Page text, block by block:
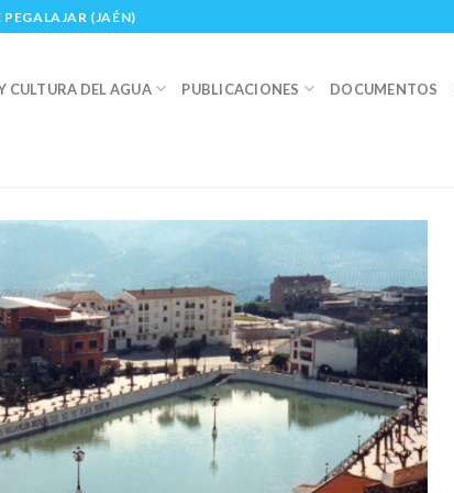
(JAÉN)
CULTURA DEL AGUA PUBLICACIONES DOCUMENTOS